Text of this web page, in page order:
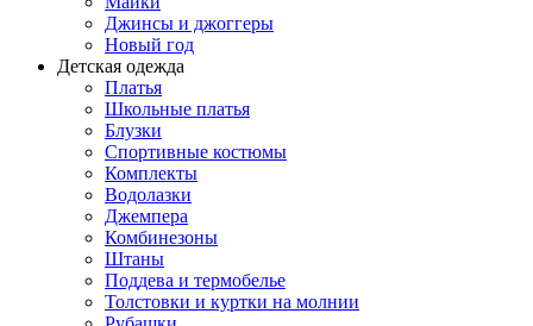
Джинсы и джоггеры
Новый год
Детская одежда
Платья
Школьные платья
Блузки
Спортивные костюмы
Комплекты
Водолазки
Джемпера
Комбинезоны
Штаны
Поддева и термобелье
Толстовки и куртки на молнии